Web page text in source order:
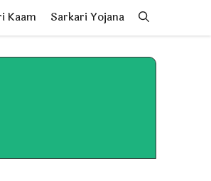
Kaam Sarkari Yojana